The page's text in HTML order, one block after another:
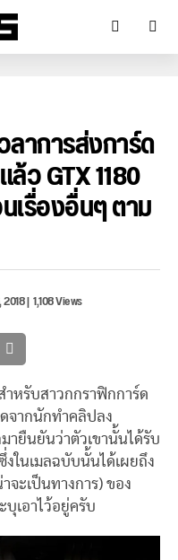
ลาการส่งการ์ด
ว GTX 1180
เรื่องอื่นๆ ตาม
|1,108 Views
หรับสาวกกราฟิกการ์ด
จากนักทำคลิปลง
ายืนยันว่าตัวเขานั้นได้รับ
งในเมลฉบับนั้นได้เผยถึง
จะเป็นทางการ) ของ
บุเอาไว้อยู่ครับ